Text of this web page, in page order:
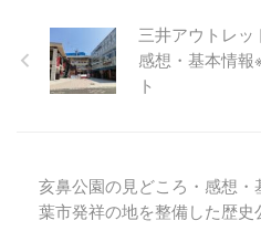
三井アウトレッ
感想・基本情報
ト
亥鼻公園の見どころ・感想・
葉市発祥の地を整備した歴史